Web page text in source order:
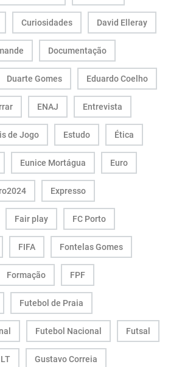
Curiosidades David Elleray
Documentação
Duarte Gomes Eduardo Coelho
ENAJ Entrevista
de Jogo Estudo Ética
Eunice Mortágua Euro
Expresso
Fair play FC Porto
FIFA Fontelas Gomes
Formação FPF
Futebol de Praia
Futebol Nacional Futsal
Gustavo Correia